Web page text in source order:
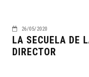
26/05/2020
LA SECUELA DE
DIRECTOR